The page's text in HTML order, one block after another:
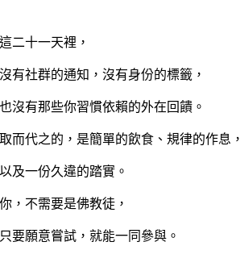
二十一天裡，
有社群的通知，沒有身份的標籤，
沒有那些你習慣依賴的外在回饋。
而代之的，是簡單的飲食、規律的作息，
及一份久違的踏實。
，不需要是佛教徒，
要願意嘗試，就能一同參與。